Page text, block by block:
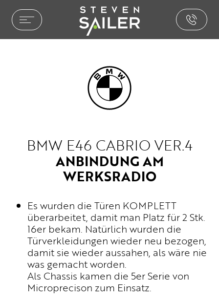
BMW E46 CABRIO VER.4
ANBINDUNG AM
WERKSRADIO
Es wurden die Türen KOMPLETT
überarbeitet, damit man Platz für 2 Stk.
16er bekam. Natürlich wurden die
Türverkleidungen wieder neu bezogen,
damit sie wieder aussahen, als wäre nie
was gemacht worden.
Als Chassis kamen die 5er Serie von
Microprecison zum Einsatz.
AUSZEICHNUNGEN
NEWS
BROCHURE.PDF
CAR ENTERTAINMENT
PAKETE & LÖSUNGEN
INSTALLATIONEN
UNTERNEHMEN
WM-TEILNAHME
PHILOSOPHIE
PRESSE
NEWS
BROCHURE.PDF